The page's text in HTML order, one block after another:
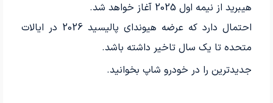
هیبرید از نیمه اول 2025 آغاز خواهد شد.
احتمال دارد که عرضه هیوندای پالیسید 2026 در ایالات
متحده تا یک سال تاخیر داشته باشد.
جدیدترین را در خودرو شاپ بخوانید.